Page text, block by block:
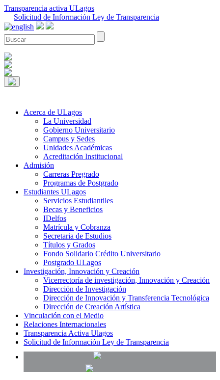
Transparencia activa ULagos
Solicitud de Información Ley de Transparencia
Acerca de ULagos
La Universidad
Gobierno Universitario
Campus y Sedes
Unidades Académicas
Acreditación Institucional
Admisión
Carreras Pregrado
Programas de Postgrado
Estudiantes ULagos
Servicios Estudiantiles
Becas y Beneficios
IDelfos
Matrícula y Cobranza
Secretaria de Estudios
Títulos y Grados
Fondo Solidario Crédito Universitario
Postgrado ULagos
Investigación, Innovación y Creación
Vicerrectoría de investigación, Innovación y Creación
Dirección de Investigación
Dirección de Innovación y Transferencia Tecnológica
Dirección de Creación Artística
Vinculación con el Medio
Relaciones Internacionales
Transparencia Activa Ulagos
Solicitud de Información Ley de Transparencia